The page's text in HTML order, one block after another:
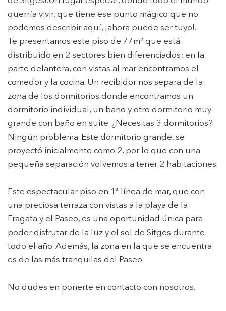
querría vivir, que tiene ese punto mágico que no
podemos describir aquí, ¡ahora puede ser tuyo!.
Te presentamos este piso de 77m² que está
distribuido en 2 sectores bien diferenciados: en la
parte delantera, con vistas al mar encontramos el
comedor y la cocina. Un recibidor nos separa de la
zona de los dormitorios donde encontramos un
dormitorio individual, un baño y otro dormitorio muy
grande con baño en suite. ¿Necesitas 3 dormitorios?
Ningún problema. Este dormitorio grande, se
proyectó inicialmente como 2, por lo que con una
pequeña separación volvemos a tener 2 habitaciones.
Este espectacular piso en 1ª línea de mar, que con
una preciosa terraza con vistas a la playa de la
Fragata y el Paseo, es una oportunidad única para
poder disfrutar de la luz y el sol de Sitges durante
todo el año. Además, la zona en la que se encuentra
es de las más tranquilas del Paseo.
No dudes en ponerte en contacto con nosotros.
Modificar cookies